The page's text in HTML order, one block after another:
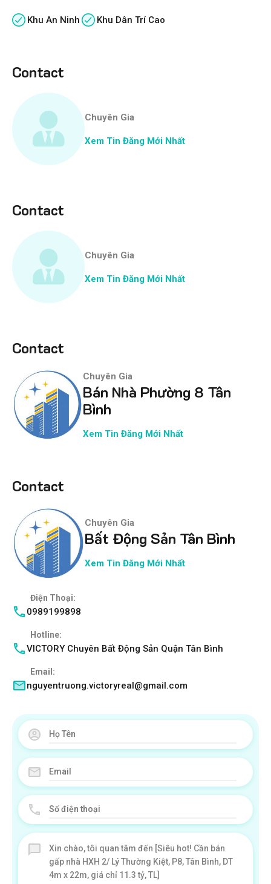
Khu An Ninh Khu Dân Trí Cao
Contact
Chuyên Gia
Xem Tin Đăng Mới Nhất
Contact
Chuyên Gia
Xem Tin Đăng Mới Nhất
Contact
Chuyên Gia
Bán Nhà Phường 8 Tân
Bình
Xem Tin Đăng Mới Nhất
Contact
Chuyên Gia
Bất Động Sản Tân Bình
Xem Tin Đăng Mới Nhất
Điện Thoại:
0989199898
Hotline:
VICTORY Chuyên Bất Động Sản Quận Tân Bình
Email:
nguyentruong.victoryreal@gmail.com